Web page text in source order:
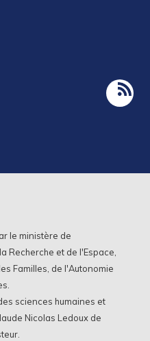
le ministère de
Recherche et de l'Espace,
Familles, de l'Autonomie
sciences humaines et
Nicolas Ledoux de